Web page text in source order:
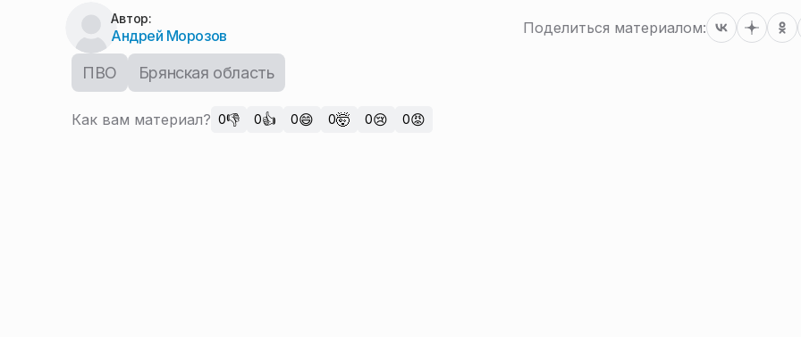
Автор:
Андрей Морозов Поделиться материалом:
ПВО Брянская область
Как вам материал? 0👎 0👍 0😄 0🤯 0😢 0😡